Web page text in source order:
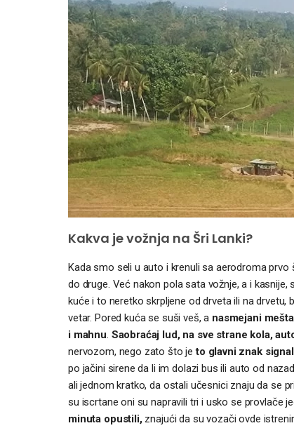
Kakva je vožnja na Šri Lanki?
Kada smo seli u auto i krenuli sa aerodroma
do druge. Već nakon pola sata vožnje, a i
kuće i to neretko skrpljene od drveta ili na
vetar. Pored kuća se suši veš, a nasmejani
i mahnu. Saobraćaj lud, na sve strane kola,
nervozom, nego zato što je to glavni znak
po jačini sirene da li im dolazi bus ili auto od
ali jednom kratko, da ostali učesnici znaju da se
su iscrtane oni su napravili tri i usko se provlače
minuta opustili,znajući da su vozači ovde